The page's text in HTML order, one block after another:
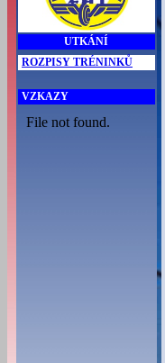
UTKÁNÍ
ROZPISY TRÉNINKŮ
VZKAZY